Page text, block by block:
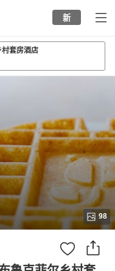
新
套房酒店
98